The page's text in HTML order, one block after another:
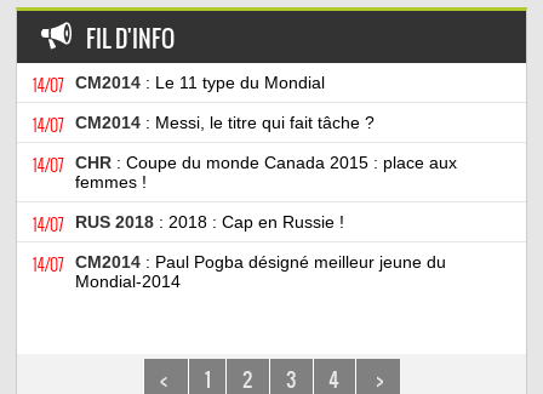
FIL D'INFO
14/07 CM2014 : Le 11 type du Mondial
14/07 CM2014 : Messi, le titre qui fait tâche ?
14/07 CHR : Coupe du monde Canada 2015 : place aux
femmes !
14/07 RUS 2018 : 2018 : Cap en Russie !
14/07 CM2014 : Paul Pogba désigné meilleur jeune du
Mondial-2014
< 1 2 3 4 >